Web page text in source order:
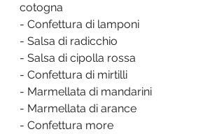
cotogna
- Confettura di lamponi
- Salsa di radicchio
- Salsa di cipolla rossa
- Confettura di mirtilli
- Marmellata di mandarini
- Marmellata di arance
- Confettura more